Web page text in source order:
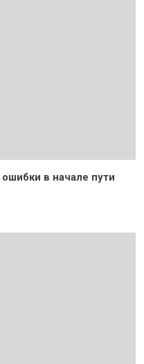
в начале пути